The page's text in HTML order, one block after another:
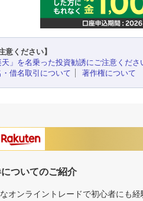
意ください】
天」を名乗った投資勧誘にご注意くださ
・借名取引について
著作権について
ついてのご紹介
オンライントレードで初心者にも